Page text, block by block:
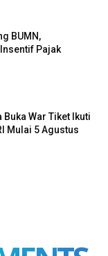
BUMN,
Pajak
War Tiket Ikuti
Mulai 5 Agustus